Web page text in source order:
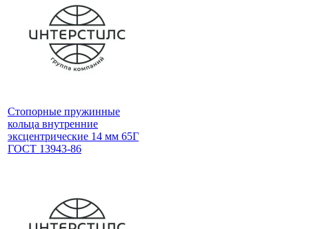
Стопорные пружинные
кольца внутренние
эксцентрические 14 мм 65Г
ГОСТ 13943-86